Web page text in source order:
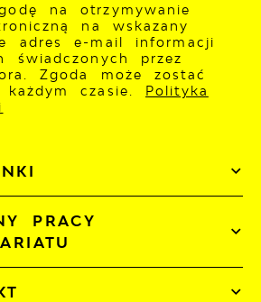
na otrzymywanie
na wskazany
adres e-mail informacji
świadczonych przez
Zgoda może zostać
czasie. Polityka
PRACY